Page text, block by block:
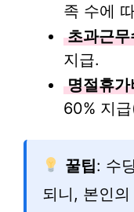
족 수에
초과근무
지급.
명절휴가
60% 지
꿀팁: 수
되니, 본인